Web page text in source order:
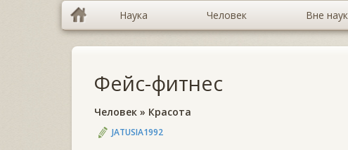
Наука Человек Вне
Фейс-фитнес
Человек » Красота
JATUSIA1992